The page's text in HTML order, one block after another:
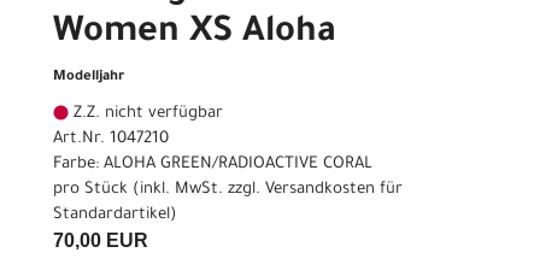
Women XS Aloha
Modelljahr
Z.Z. nicht verfügbar
Art.Nr. 1047210
Farbe: ALOHA GREEN/RADIOACTIVE CORAL
pro Stück (inkl. MwSt. zzgl. Versandkosten für
Standardartikel)
70,00 EUR